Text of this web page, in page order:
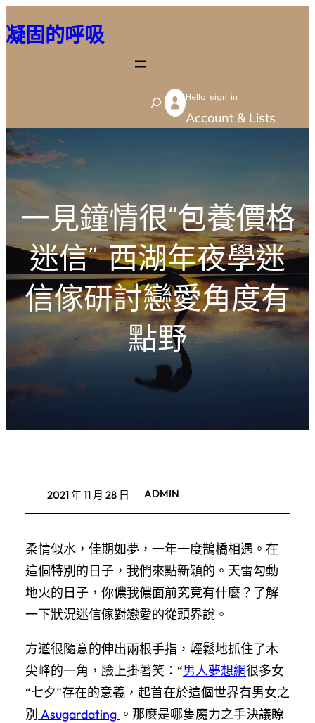
至
容
凝固的呼吸
S
e
h
Hello sign in
Account & Lists
一見鐘情很“包養價格
迷信” 西湖年夜學迷
信傢研討戀愛角度有
點野
2021 年 11 月 28 日 ADMIN
柔情似水，佳期如夢，一年一度鵲橋相遇。在
這個特別的日子，我們來點新穎的。天雷勾動
地火的日子，你儂我儂面前究竟有什麼？了解
一下狀況迷信傢對戀愛的從頭界說。
方遒很隨意的伸出兩根手指，輕鬆地抓住了木
尖峰的一角，臉上掛著笑：“男人夢想網很多女
“七夕”存在的意義，起首在於這個世界有男女之
別 Asugardating 。那麼是哪隻魔力之手決議瞭